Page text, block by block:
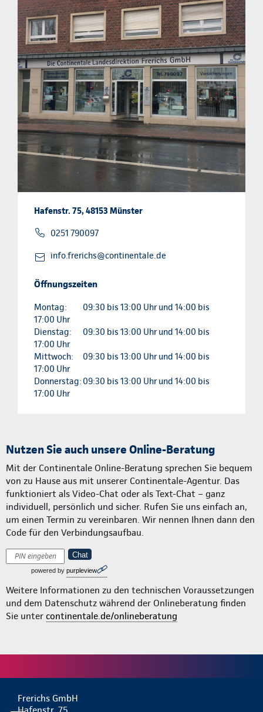
Hafenstr. 75, 48153 Münster
0251 790097
info.frerichs@continentale.de
Öffnungszeiten
Montag:
09:30 bis 13:00 Uhr und 14:00 bis
17:00 Uhr
Dienstag:
09:30 bis 13:00 Uhr und 14:00 bis
17:00 Uhr
Mittwoch:
09:30 bis 13:00 Uhr und 14:00 bis
17:00 Uhr
Donnerstag: 09:30 bis 13:00 Uhr und 14:00 bis
17:00 Uhr
Nutzen Sie auch unsere Online-Beratung
Mit der Continentale Online-Beratung sprechen Sie bequem
von zu Hause aus mit unserer Continentale-Agentur. Das
funktioniert als Video-Chat oder als Text-Chat – ganz
individuell, persönlich und sicher. Rufen Sie uns einfach an,
um einen Termin zu vereinbaren. Wir nennen Ihnen dann den
Code für den Verbindungsaufbau.
Chat
powered by purpleview
Weitere Informationen zu den technischen Voraussetzungen
und dem Datenschutz während der Onlineberatung finden
Sie unter continentale.de/onlineberatung
Frerichs GmbH